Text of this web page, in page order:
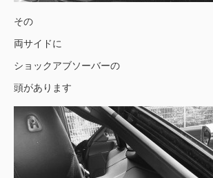
その
両サイドに
ショックアブソーバーの
頭があります